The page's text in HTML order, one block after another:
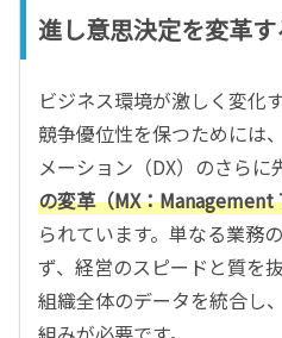
進し意思決定を変革
ビジネス環境が激しく変化
競争優位性を保つためには
メーション（DX）のさらに
の変革（MX：
られています。単なる業務
ず、経営のスピードと質を
組織全体のデータを統合し